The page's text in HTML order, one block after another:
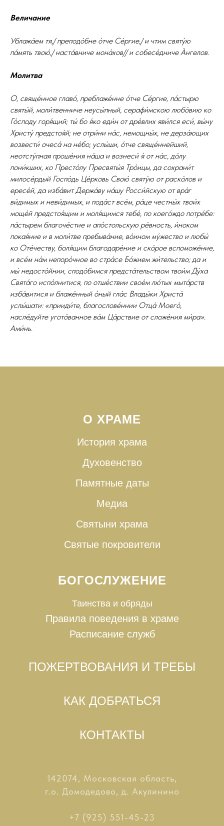
Величание
Ублажа́ем тя,/ преподо́бне о́тче Се́ргие,/ и чтим святу́ю
па́мять твою́,/ наста́вниче мона́хов// и собесе́дниче А́нгелов.
Молитва
О, свяще́нное главо́, преблаже́нне о́тче Се́ргие, па́стырю
святы́й, моли́твенниче неусы́пный, серафи́мскою любо́вию ко
Го́споду горя́щий; ты́ бо я́ко еди́н от дре́влих яви́лся еси́, вы́ну
Христу́ предстоя́й; не отри́ни на́с, немощны́х, не дерза́ющих
возвести́ очеса́ на не́бо; услы́ши, о́тче свяще́ннейший,
неотсту́пная проше́ния на́ша и вознеси́ я́ от на́с, до́лу
пони́кших, ко Престо́лу Пресвяты́я Тро́ицы, да сохрани́т
милосе́рдый Госпо́дь Це́рковь Свою́ святу́ю от раско́лов и
ересе́й, да изба́вит Держа́ву на́шу Росси́йскую от вра́г
ви́димых и неви́димых, и пода́ст все́м, ра́це честны́х твои́х
моще́й предстоя́щим и моля́щимся тебе́, по коего́ждо потре́бе:
па́стырем благоче́стие и апо́стольскую ре́вность, и́ноком
покая́ние и в моли́тве пребыва́ние, во́ином му́жество и любы́
ко Оте́честву, боля́щим благодаре́ние и ско́рое вспоможе́ние,
и все́м на́м непоро́чное во стра́се Бо́жием жи́тельство; да и
мы́ недосто́йнии, сподо́бимся предста́тельством твои́м Ду́ха
Свята́го испо́лнитися, по отше́ствии свое́м лю́тых мыта́рств
изба́витися и блаже́нный о́ный гла́с Влады́ки Христа́
услы́шати: «прииди́те, благослове́ннии Отца́ Моего́,
насле́дуйте угото́ванное ва́м Ца́рствие от сложе́ния ми́ра».
Ами́нь.
О ХРАМЕ
История храма
Духовенство
Памятные даты
Медиа
Святыни храма
Святые покровители
БОГОСЛУЖЕНИЕ
Таинства и обряды
Правила поведения в храме
Расписание служб
ПОЖЕРТВОВАНИЯ И ТРЕБЫ
КАК ДОБРАТЬСЯ
КОНТАКТЫ
142074, Московская область,
г.о. Домодедово, д. Акулинино
+7 (925) 551-45-23